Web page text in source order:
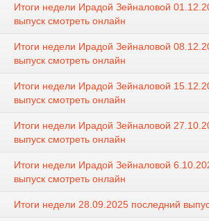
Итоги недели Ирадой Зейналовой
выпуск смотреть онлайн
Итоги недели Ирадой Зейналовой
выпуск смотреть онлайн
Итоги недели Ирадой Зейналовой
выпуск смотреть онлайн
Итоги недели Ирадой Зейналовой
выпуск смотреть онлайн
Итоги недели Ирадой Зейналовой
выпуск смотреть онлайн
Итоги недели 28.09.2025 последний